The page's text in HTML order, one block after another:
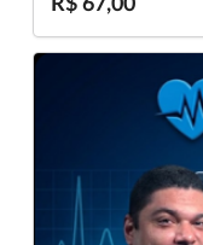
R$ 67,00